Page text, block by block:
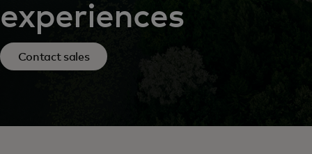
experiences
Contact sales